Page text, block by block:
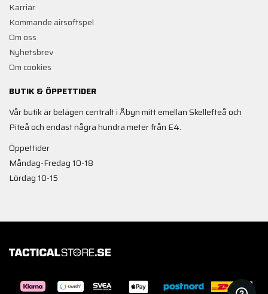
Karriär
Kommande airsoftspel
Om oss
Nyhetsbrev
Om cookies
BUTIK & ÖPPETTIDER
Vår butik är belägen centralt i Åbyn mitt emellan Skellefteå och
Piteå och endast några hundra meter från E4.
Öppettider
Måndag-Fredag 10-18
Lördag 10-15